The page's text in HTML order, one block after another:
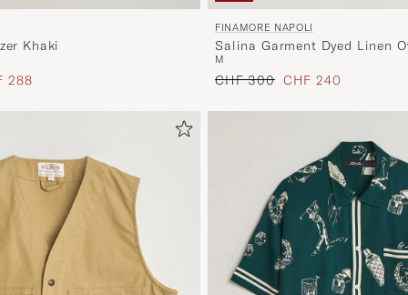
Khaki
Preis
288
FINAMORE NAPOLI
Salina Garment Dyed Linen
M
Regulärer Preis
CHF 300 Reduzierter Preis
CHF 240